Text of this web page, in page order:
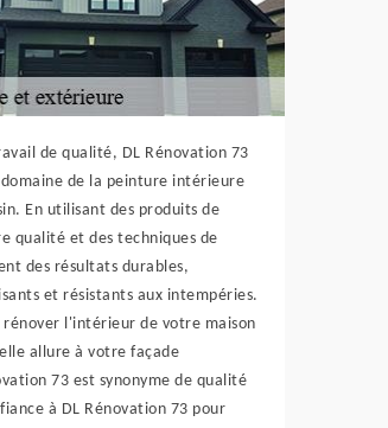
de qualité, DL Rénovation 73
de la peinture intérieure
En utilisant des produits de
qualité et des techniques de
des résultats durables,
et résistants aux intempéries.
rénover l'intérieur de votre maison
allure à votre façade
73 est synonyme de qualité
à DL Rénovation 73 pour